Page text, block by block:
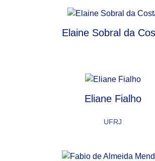
Elaine Sobral da
Eliane Fialho
UFRJ